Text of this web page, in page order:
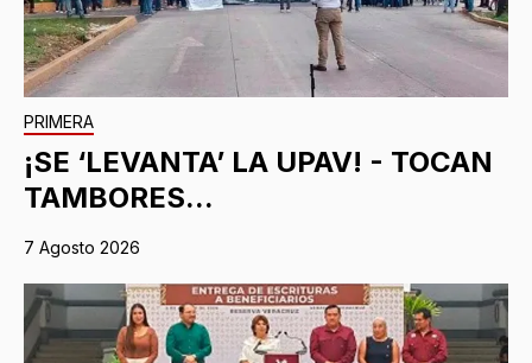
PRIMERA
¡SE ‘LEVANTA’ LA UPAV! - TOCAN
TAMBORES...
7 Agosto 2026